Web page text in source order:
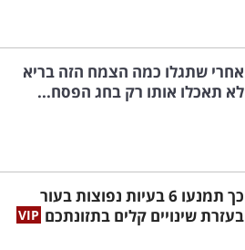
אחרי שתגלו כמה הצמח הזה בריא
לא תאכלו אותו רק בחג הפסח...
כך תמנעו 6 בעיות נפוצות בעור
בעזרת שינויים קלים בתזונתכם